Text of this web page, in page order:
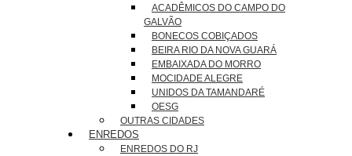
ACADÊMICOS DO CAMPO DO
GALVÃO
BONECOS COBIÇADOS
BEIRA RIO DA NOVA GUARÁ
EMBAIXADA DO MORRO
MOCIDADE ALEGRE
UNIDOS DA TAMANDARÉ
OESG
OUTRAS CIDADES
ENREDOS
ENREDOS DO RJ